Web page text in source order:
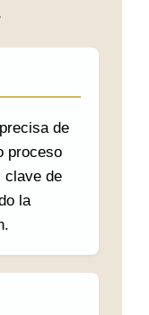
de
proceso
clave de
la